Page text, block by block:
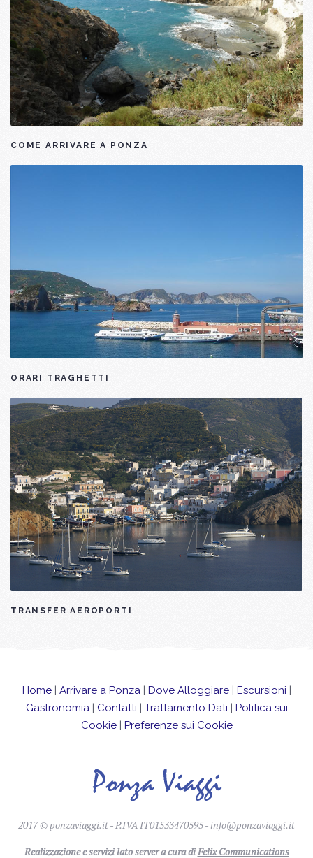
COME ARRIVARE A PONZA
ORARI TRAGHETTI
TRANSFER AEROPORTI
Home| Arrivare a Ponza| Dove Alloggiare| Escursioni |
Gastronomia| Contatti | Trattamento Dati | Politica sui
Cookie| Preferenze sui Cookie
2017 © ponzaviaggi.it - P.IVA IT01533470595 - info@ponzaviaggi.it
Realizzazione e servizi lato server a cura diFelix Communications